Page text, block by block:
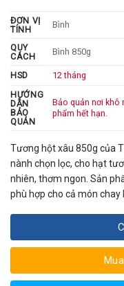
ĐƠN VỊ
TÍNH
Bình
QUY
CÁCH
Bình 850g
HSD
12 tháng
HƯỚNG
DẪN
BẢO
QUẢN
Bảo quản nơi khô
phẩm hết hạn.
Tương hột xâu 850g của
nành chọn lọc, cho hạt
nhiên, thơm ngon. Sản
phù hợp cho cả món chay